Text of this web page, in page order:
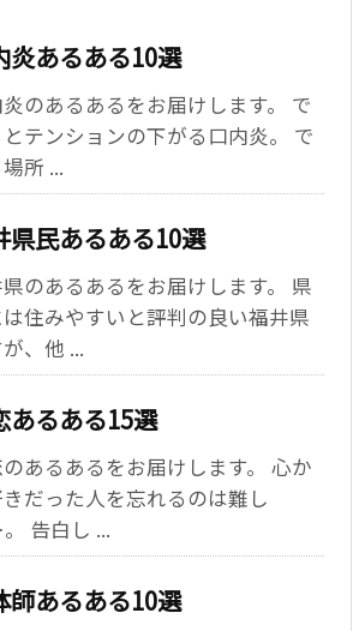
炎あるある10選
のあるあるをお届けします。 で
テンションの下がる口内炎。 で
所 ...
県民あるある10選
のあるあるをお届けします。 県
は住みやすいと評判の良い福井県
、他 ...
あるある15選
あるあるをお届けします。 心か
きだった人を忘れるのは難し
告白し ...
師あるある10選